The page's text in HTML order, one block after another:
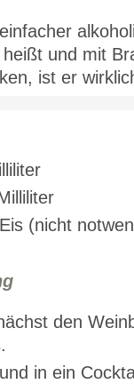
und mit
ist er
(nicht
den
in ein